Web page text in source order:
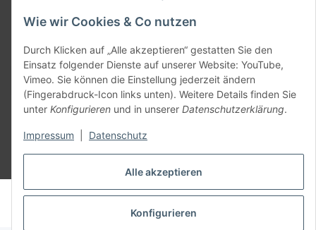
Alle akzeptieren
Konfigurieren
Wie wir Cookies & Co nutzen
Durch Klicken auf „Alle akzeptieren“ gestatten Sie den
Einsatz folgender Dienste auf unserer Website: YouTube,
Vimeo. Sie können die Einstellung jederzeit ändern
(Fingerabdruck-Icon links unten). Weitere Details finden Sie
unter Konfigurieren und in unserer Datenschutzerklärung.
Impressum Datenschutz
Teil unseres Netzwerks:
Vertrag widerrufen
© voltmaster.de
Powered byJTL-Shop